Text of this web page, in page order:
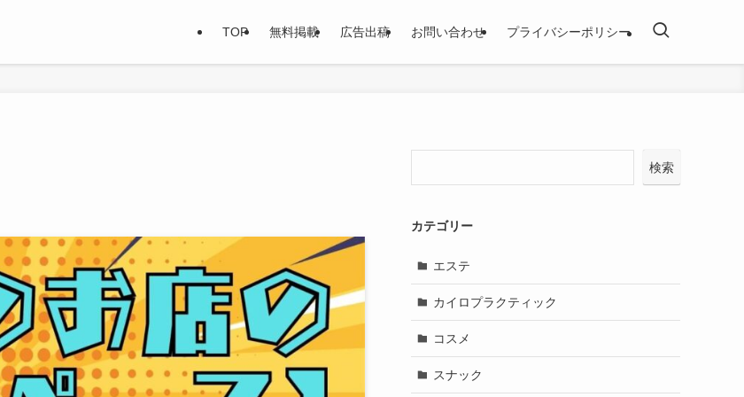
TOP 無料掲載 広告出稿 お問い合わせ プライバシーポリシー
検索
カテゴリー
エステ
カイロプラクティック
コスメ
スナック